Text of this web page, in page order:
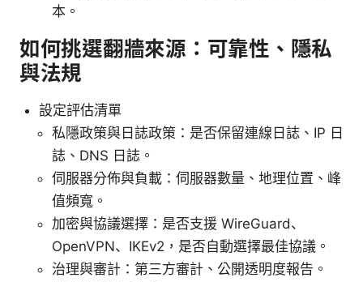
本。
如何挑選翻牆來源：可靠性、隱私
與法規
設定評估清單
私隱政策與日誌政策：是否保留連線日誌、IP 日
誌、DNS 日誌。
伺服器分佈與負載：伺服器數量、地理位置、峰
值頻寬。
加密與協議選擇：是否支援 WireGuard、
OpenVPN、IKEv2，是否自動選擇最佳協議。
治理與審計：第三方審計、公開透明度報告。